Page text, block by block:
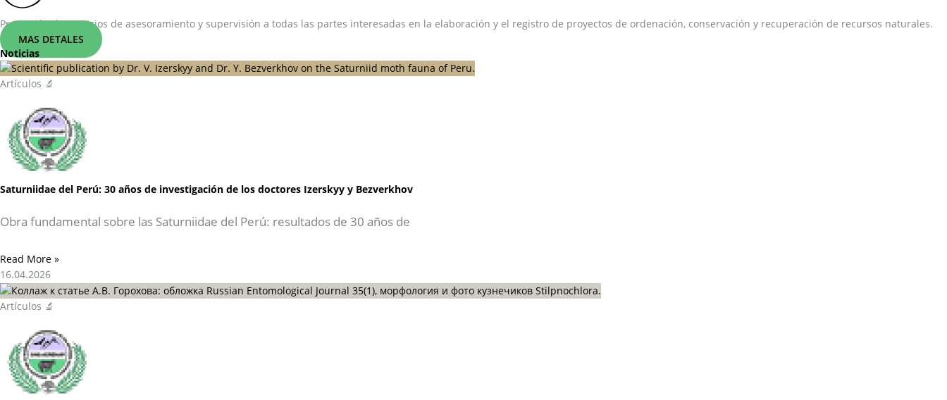
Prestación de servicios de asesoramiento y supervisión a todas las partes interesadas en la elaboración y el registro de proyectos de ordenación, conservación y recuperación de recursos naturales.
MAS DETALES
Noticias
Artículos 🔬
Saturniidae del Perú: 30 años de investigación de los doctores Izerskyy y Bezverkhov
Obra fundamental sobre las Saturniidae del Perú: resultados de 30 años de
Read More »
16.04.2026
Artículos 🔬